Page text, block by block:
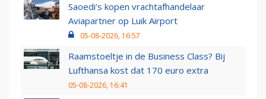
Saoedi’s kopen vrachtafhandelaar
Aviapartner op Luik Airport
05-08-2026, 16:57
Raamstoeltje in de Business Class? Bij
Lufthansa kost dat 170 euro extra
05-08-2026, 16:41